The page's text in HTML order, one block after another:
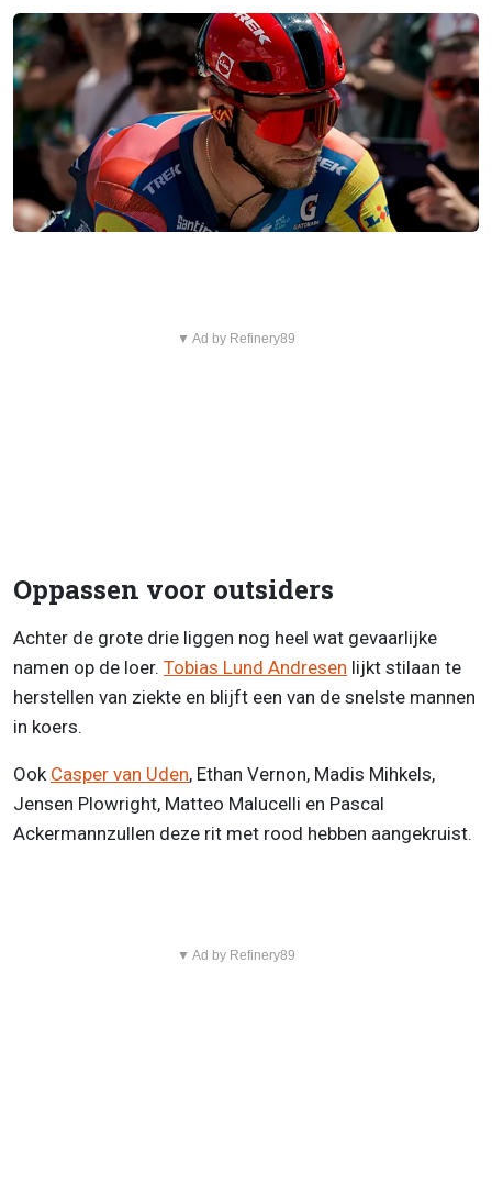
▼ Ad by Refinery89
Oppassen voor outsiders
Achter de grote drie liggen nog heel wat gevaarlijke
namen op de loer. Tobias Lund Andresen lijkt stilaan te
herstellen van ziekte en blijft een van de snelste mannen
in koers.
Ook Casper van Uden, Ethan Vernon, Madis Mihkels,
Jensen Plowright, Matteo Malucelli en Pascal
Ackermannzullen deze rit met rood hebben aangekruist.
▼ Ad by Refinery89